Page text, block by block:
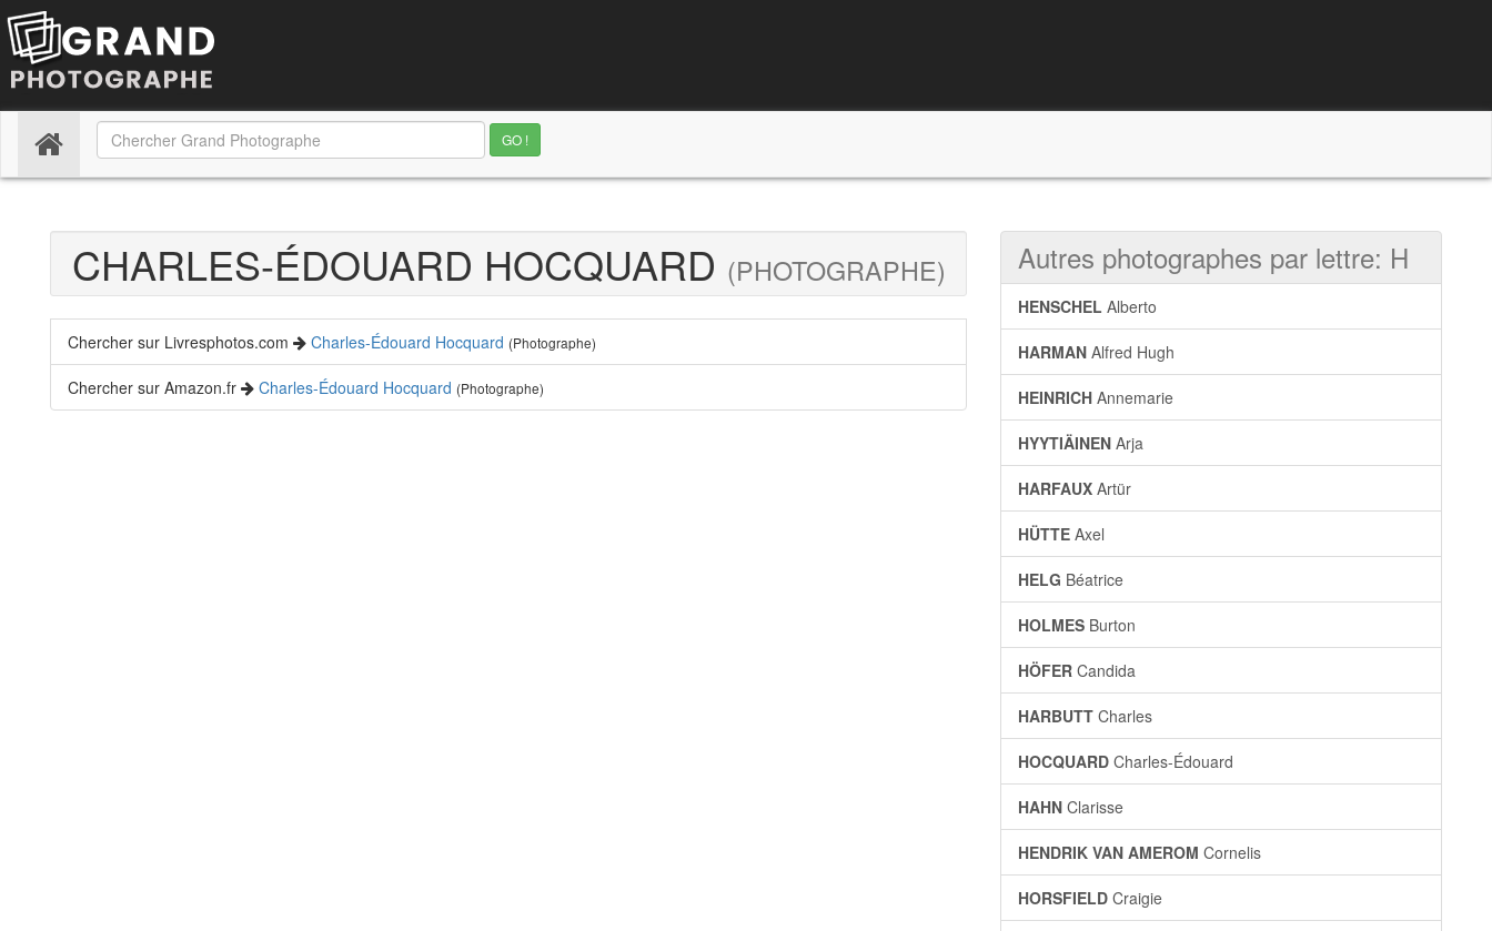
(current)
CHARLES-ÉDOUARD HOCQUARD (PHOTOGRAPHE)
Chercher sur Livresphotos.com Charles-Édouard Hocquard (Photographe)
Chercher sur Amazon.fr Charles-Édouard Hocquard (Photographe)
Autres photographes par lettre: H
HENSCHEL Alberto
HARMAN Alfred Hugh
HEINRICH Annemarie
HYYTIÄINEN Arja
HARFAUX Artür
HÜTTE Axel
HELG Béatrice
HOLMES Burton
HÖFER Candida
HARBUTT Charles
HOCQUARD Charles-Édouard
HAHN Clarisse
HENDRIK VAN AMEROM Cornelis
HORSFIELD Craigie